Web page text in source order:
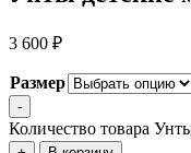
3 600 ₽
Размер
-
Количество товара